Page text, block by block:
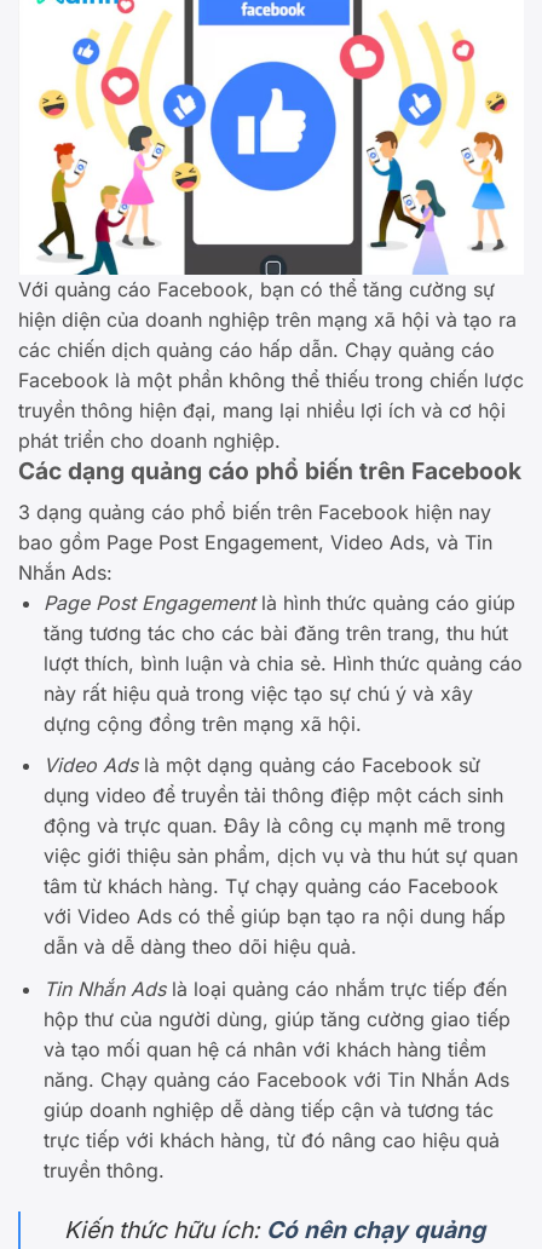
Với quảng cáo Facebook, bạn có thể tăng cường sự
hiện diện của doanh nghiệp trên mạng xã hội và tạo ra
các chiến dịch quảng cáo hấp dẫn. Chạy quảng cáo
Facebook là một phần không thể thiếu trong chiến lược
truyền thông hiện đại, mang lại nhiều lợi ích và cơ hội
phát triển cho doanh nghiệp.
Các dạng quảng cáo phổ biến trên Facebook
3 dạng quảng cáo phổ biến trên Facebook hiện nay
bao gồm Page Post Engagement, Video Ads, và Tin
Nhắn Ads:
Page Post Engagementlà hình thức quảng cáo giúp
tăng tương tác cho các bài đăng trên trang, thu hút
lượt thích, bình luận và chia sẻ. Hình thức quảng cáo
này rất hiệu quả trong việc tạo sự chú ý và xây
dựng cộng đồng trên mạng xã hội.
Video Adslà một dạng quảng cáo Facebook sử
dụng video để truyền tải thông điệp một cách sinh
động và trực quan. Đây là công cụ mạnh mẽ trong
việc giới thiệu sản phẩm, dịch vụ và thu hút sự quan
tâm từ khách hàng. Tự chạy quảng cáo Facebook
với Video Ads có thể giúp bạn tạo ra nội dung hấp
dẫn và dễ dàng theo dõi hiệu quả.
Tin Nhắn Adslà loại quảng cáo nhắm trực tiếp đến
hộp thư của người dùng, giúp tăng cường giao tiếp
và tạo mối quan hệ cá nhân với khách hàng tiềm
năng. Chạy quảng cáo Facebook với Tin Nhắn Ads
giúp doanh nghiệp dễ dàng tiếp cận và tương tác
trực tiếp với khách hàng, từ đó nâng cao hiệu quả
truyền thông.
Kiến thức hữu ích: Có nên chạy quảng